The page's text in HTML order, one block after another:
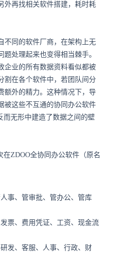
外再找相关软件搭建，耗时耗
不同的软件厂商，在架构上无
处理起来也变得相当棘手。
企业的所有数据资料看似都被
割在各个软件中，若团队间分
额外的精力。这种情况下，导
被这些不互通的协同办公软件
而无形中建造了数据之间的壁
在ZDOO全协同办公软件（原名
事、管审批、管办公、管库
票、费用凭证、工资、现金流
发、客服、人事、行政、财